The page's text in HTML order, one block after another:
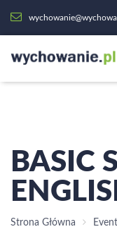
BASIC
Strona Główna